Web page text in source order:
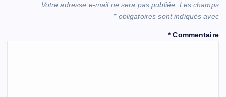
Votre adresse e-mail ne sera pas publiée. Les champs
obligatoires sont indiqués avec
*
Commentaire
*